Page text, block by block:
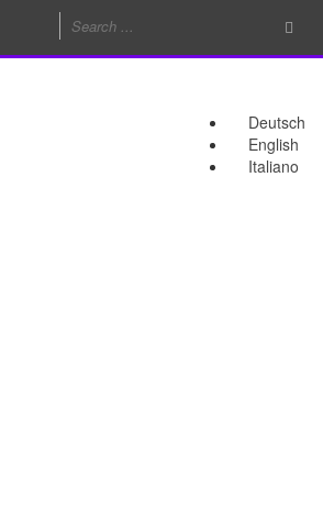
Deutsch
English
Italiano